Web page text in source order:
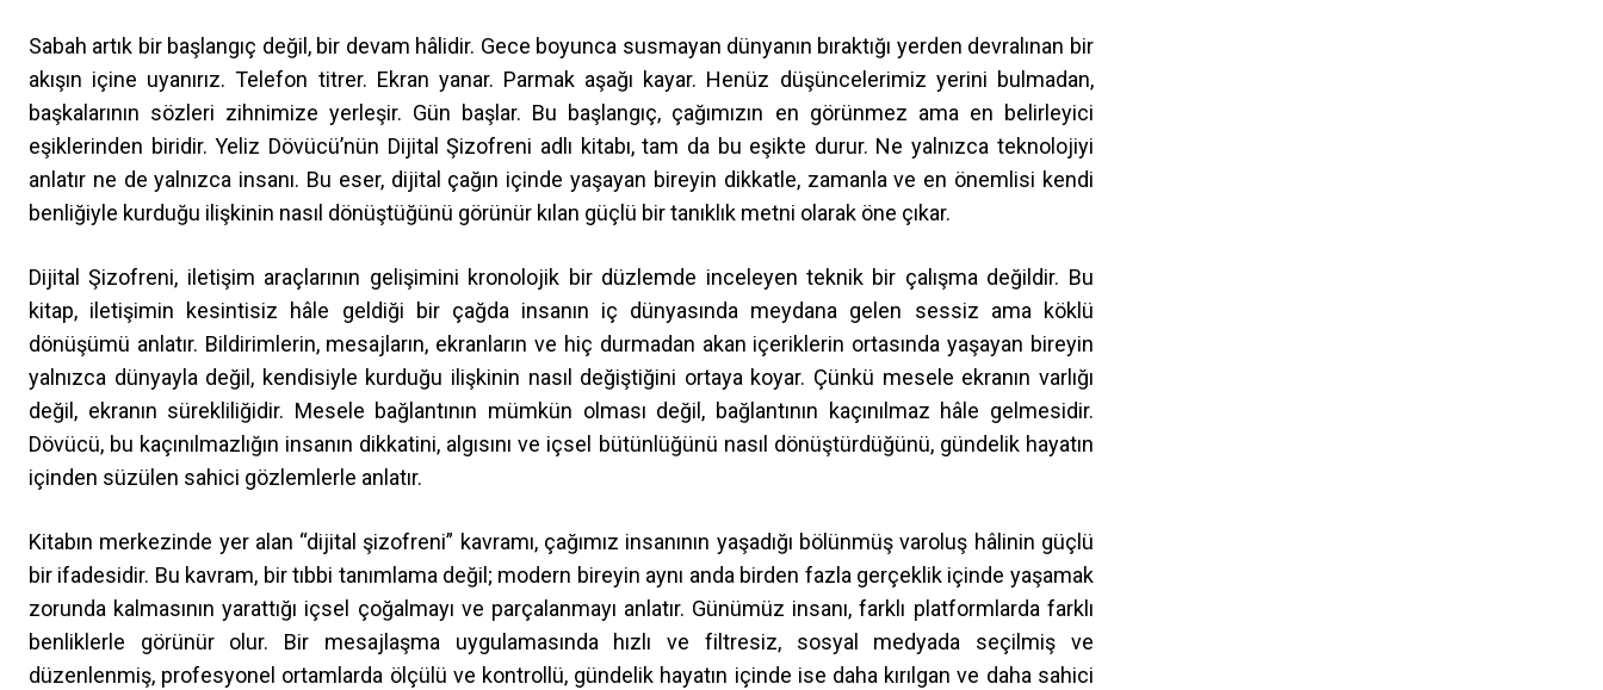
Sabah artık bir başlangıç değil, bir devam hâlidir. Gece boyunca susmayan dünyanın bıraktığı yerden devralınan bir
akışın içine uyanırız. Telefon titrer. Ekran yanar. Parmak aşağı kayar. Henüz düşüncelerimiz yerini bulmadan,
başkalarının sözleri zihnimize yerleşir. Gün başlar. Bu başlangıç, çağımızın en görünmez ama en belirleyici
eşiklerinden biridir. Yeliz Dövücü’nün Dijital Şizofreni adlı kitabı, tam da bu eşikte durur. Ne yalnızca teknolojiyi
anlatır ne de yalnızca insanı. Bu eser, dijital çağın içinde yaşayan bireyin dikkatle, zamanla ve en önemlisi kendi
benliğiyle kurduğu ilişkinin nasıl dönüştüğünü görünür kılan güçlü bir tanıklık metni olarak öne çıkar.
Dijital Şizofreni, iletişim araçlarının gelişimini kronolojik bir düzlemde inceleyen teknik bir çalışma değildir. Bu
kitap, iletişimin kesintisiz hâle geldiği bir çağda insanın iç dünyasında meydana gelen sessiz ama köklü
dönüşümü anlatır. Bildirimlerin, mesajların, ekranların ve hiç durmadan akan içeriklerin ortasında yaşayan bireyin
yalnızca dünyayla değil, kendisiyle kurduğu ilişkinin nasıl değiştiğini ortaya koyar. Çünkü mesele ekranın varlığı
değil, ekranın sürekliliğidir. Mesele bağlantının mümkün olması değil, bağlantının kaçınılmaz hâle gelmesidir.
Dövücü, bu kaçınılmazlığın insanın dikkatini, algısını ve içsel bütünlüğünü nasıl dönüştürdüğünü, gündelik hayatın
içinden süzülen sahici gözlemlerle anlatır.
Kitabın merkezinde yer alan “dijital şizofreni” kavramı, çağımız insanının yaşadığı bölünmüş varoluş hâlinin güçlü
bir ifadesidir. Bu kavram, bir tıbbi tanımlama değil; modern bireyin aynı anda birden fazla gerçeklik içinde yaşamak
zorunda kalmasının yarattığı içsel çoğalmayı ve parçalanmayı anlatır. Günümüz insanı, farklı platformlarda farklı
benliklerle görünür olur. Bir mesajlaşma uygulamasında hızlı ve filtresiz, sosyal medyada seçilmiş ve
düzenlenmiş, profesyonel ortamlarda ölçülü ve kontrollü, gündelik hayatın içinde ise daha kırılgan ve daha sahici